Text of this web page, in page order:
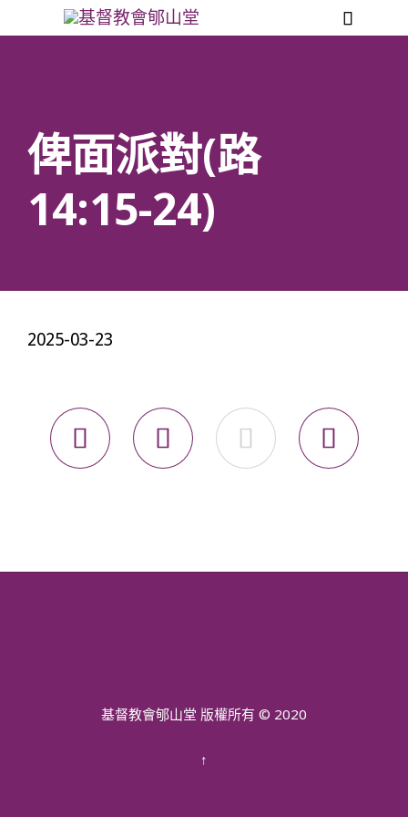

俾面派對(路
14:15-24)
2025-03-23
   
基督教會郇山堂 版權所有 © 2020
↑